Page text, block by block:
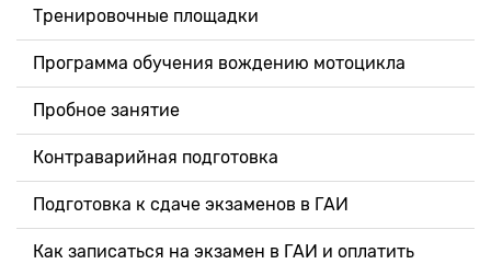
Тренировочные площадки
Программа обучения вождению мотоцикла
Пробное занятие
Контраварийная подготовка
Подготовка к сдаче экзаменов в ГАИ
Как записаться на экзамен в ГАИ и оплатить